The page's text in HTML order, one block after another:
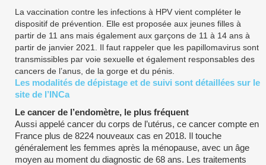
La vaccination contre les infections à HPV vient compléter le
dispositif de prévention. Elle est proposée aux jeunes filles à
partir de 11 ans mais également aux garçons de 11 à 14 ans à
partir de janvier 2021. Il faut rappeler que les papillomavirus sont
transmissibles par voie sexuelle et également responsables des
cancers de l’anus, de la gorge et du pénis.
Les modalités de dépistage et de suivi sont détaillées sur le
site de l’INCa
Le cancer de l’endomètre, le plus fréquent
Aussi appelé cancer du corps de l’utérus, ce cancer compte en
France plus de 8224 nouveaux cas en 2018. Il touche
généralement les femmes après la ménopause, avec un âge
moyen au moment du diagnostic de 68 ans. Les traitements